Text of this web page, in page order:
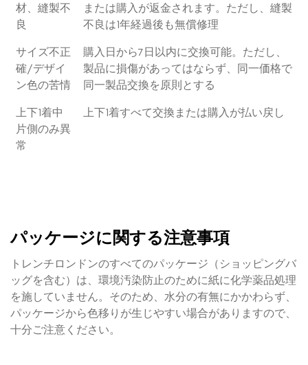
材、縫製不
良
または購入が返金されます。ただし、縫製
不良は1年経過後も無償修理
サイズ不正
確/デザイ
ン色の苦情
購入日から7日以内に交換可能。ただし、
製品に損傷があってはならず、同一価格で
同一製品交換を原則とする
上下1着中
片側のみ異
常
上下1着すべて交換または購入が払い戻し
パッケージに関する注意事項
トレンチロンドンのすべてのパッケージ（ショッピングバ
ッグを含む）は、環境汚染防止のために紙に化学薬品処理
を施していません。そのため、水分の有無にかかわらず、
パッケージから色移りが生じやすい場合がありますので、
十分ご注意ください。